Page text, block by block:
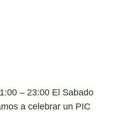
– 23:00 El Sabado
a celebrar un PIC